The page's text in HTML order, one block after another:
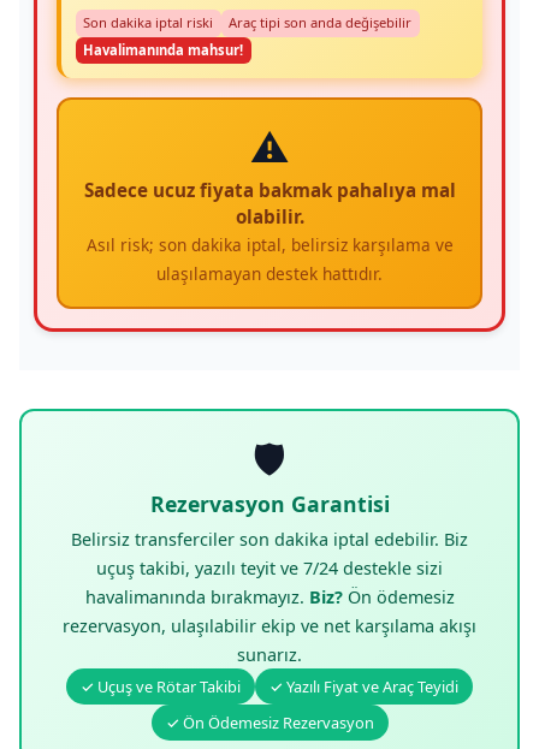
Son dakika iptal riski
Araç tipi son anda değişebilir
Havalimanında mahsur!
⚠️
Sadece ucuz fiyata bakmak pahalıya mal
olabilir.
Asıl risk; son dakika iptal, belirsiz karşılama ve
ulaşılamayan destek hattıdır.
🛡️
Rezervasyon Garantisi
Belirsiz transferciler son dakika iptal edebilir. Biz
uçuş takibi, yazılı teyit ve 7/24 destekle sizi
havalimanında bırakmayız. Biz?Ön ödemesiz
rezervasyon, ulaşılabilir ekip ve net karşılama akışı
sunarız.
✓ Uçuş ve Rötar Takibi
✓ Yazılı Fiyat ve Araç Teyidi
✓ Ön Ödemesiz Rezervasyon